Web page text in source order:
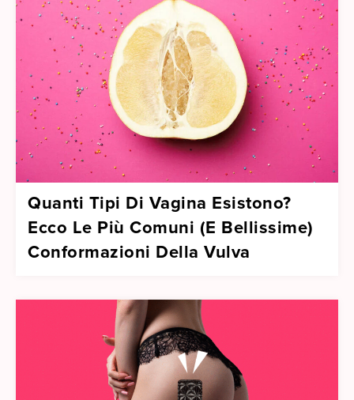
Quanti Tipi Di Vagina Esistono?
Ecco Le Più Comuni (E Bellissime)
Conformazioni Della Vulva